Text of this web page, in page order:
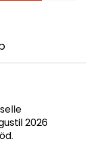
2026